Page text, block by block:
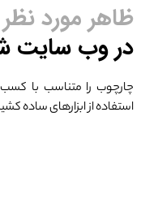
ظاهر مورد
در وب سایت
چارچوب را متناسب با
استفاده از ابزارهای ساده